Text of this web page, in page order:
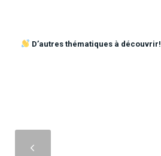
D’autres thématiques à découvrir!